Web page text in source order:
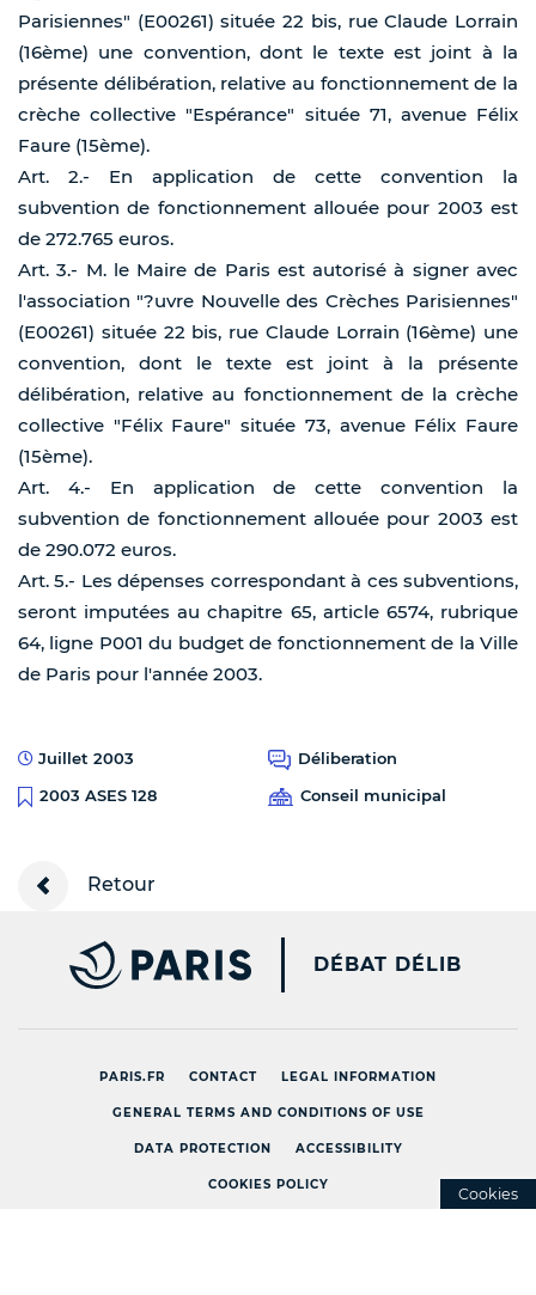
Parisiennes" (E00261) située 22 bis, rue Claude Lorrain
(16ème) une convention, dont le texte est joint à la
présente délibération, relative au fonctionnement de la
crèche collective "Espérance" située 71, avenue Félix
Faure (15ème).
Art. 2.- En application de cette convention la
subvention de fonctionnement allouée pour 2003 est
de 272.765 euros.
Art. 3.- M. le Maire de Paris est autorisé à signer avec
l'association "?uvre Nouvelle des Crèches Parisiennes"
(E00261) située 22 bis, rue Claude Lorrain (16ème) une
convention, dont le texte est joint à la présente
délibération, relative au fonctionnement de la crèche
collective "Félix Faure" située 73, avenue Félix Faure
(15ème).
Art. 4.- En application de cette convention la
subvention de fonctionnement allouée pour 2003 est
de 290.072 euros.
Art. 5.- Les dépenses correspondant à ces subventions,
seront imputées au chapitre 65, article 6574, rubrique
64, ligne P001 du budget de fonctionnement de la Ville
de Paris pour l'année 2003.
Juillet 2003
Déliberation
2003 ASES 128
Conseil municipal
Retour
PARIS.FR [NEW
DÉBAT DÉLIB
PARIS.FR CONTACT LEGAL INFORMATION
GENERAL TERMS AND CONDITIONS OF USE
DATA PROTECTION ACCESSIBILITY
COOKIES POLICY